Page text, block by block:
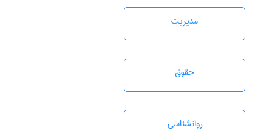
مديريت
حقوق
روانشناسی